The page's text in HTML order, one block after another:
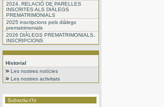
2024. RELACIÓ DE PARELLES
INSCRITES ALS DIÀLEGS
PREMATRIMONIALS
2025 inscripcions pels diàlegs
prematrimonials
2026 DIÀLEGS PREMATRIMONIALS.
INSCRIPCIONS
Historial
Les nostres notícies
Les nostres activitats
Subscriu-t'hi